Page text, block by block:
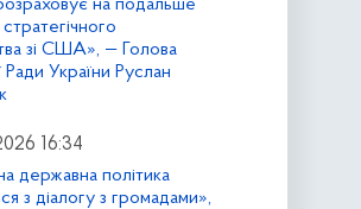
на подальше
зі США», — Голова
Ради України Руслан
16:34
державна політика
з діалогу з громадами»,